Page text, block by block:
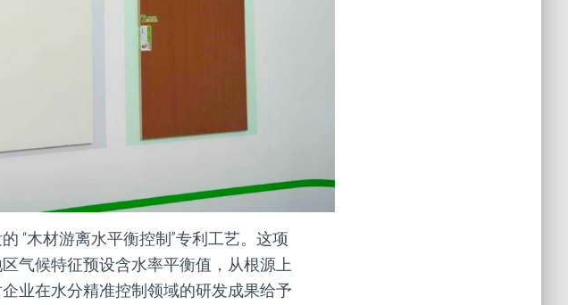
“木材游离水平衡控制”专利工艺。这项
气候特征预设含水率平衡值，从根源上
业在水分精准控制领域的研发成果给予